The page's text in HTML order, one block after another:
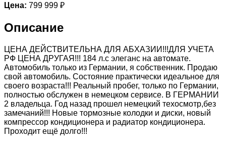
Цена: 799 999 ₽
Описание
ЦЕНА ДЕЙСТВИТЕЛЬНА ДЛЯ АБХАЗИИ!!!ДЛЯ УЧЕТА
РФ ЦЕНА ДРУГАЯ!!! 184 л.с элеганс на автомате.
Автомобиль только из Германии, я собственник. Продаю
свой автомобиль. Состояние практически идеальное для
своего возраста!!! Реальный пробег, только по Германии,
полностью обслужен в немецком сервисе. В ГЕРМАНИИ
2 владельца. Год назад прошел немецкий техосмотр,без
замечаний!!! Новые тормозные колодки и диски, новый
компрессор кондиционера и радиатор кондиционера.
Проходит ещё долго!!!